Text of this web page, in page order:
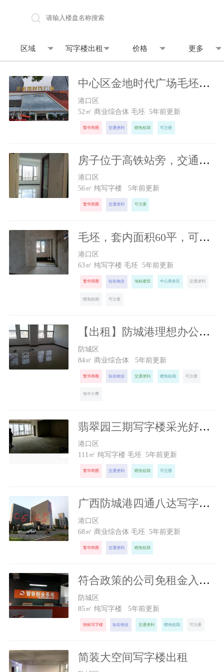
区域 写字楼出租 价格 更多
中心区金地时代广场毛坯办公出租20元/㎡·月，带中央空调
港口区
52㎡ 商业综合体 毛坯 5年前更新
繁华商圈 交通便利 赠免租期 可注册
房子位于高铁站旁，交通方便，环境很好！
港口区
56㎡ 纯写字楼 5年前更新
繁华商圈 交通便利 可注册
毛坯，套内面积60平，可办公
港口区
63㎡ 纯写字楼 毛坯 5年前更新
繁华商圈 知名物业 地标建筑 中心商务区 交通便利
赠免租期 可注册
【出租】防城港理想办公场所恒富商业广场
防城区
84㎡ 商业综合体 5年前更新
繁华商圈 知名物业 交通便利 赠免租期 可注册
免中介费
翡翠园三期写字楼采光好交通好
港口区
111㎡ 纯写字楼 毛坯 5年前更新
繁华商圈 交通便利 赠免租期 可注册
广西防城港四通八达写字楼出租
港口区
68㎡ 商业综合体 毛坯 5年前更新
繁华商圈 交通便利 赠免租期
符合政策的公司免租金入驻办公
防城区
85㎡ 纯写字楼 5年前更新
独栋写字楼 知名物业 交通便利 赠免租期 可注册
简装大空间写字楼出租